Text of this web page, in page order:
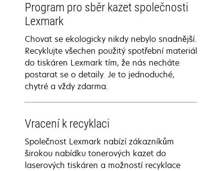
Program pro sběr kazet společnosti
Lexmark
Chovat se ekologicky nikdy nebylo snadnější.
Recyklujte všechen použitý spotřební materiál
do tiskáren Lexmark tím, že nás necháte
postarat se o detaily. Je to jednoduché,
chytré a vždy zdarma.
Vracení k recyklaci
Společnost Lexmark nabízí zákazníkům
širokou nabídku tonerových kazet do
laserových tiskáren a možností recyklace